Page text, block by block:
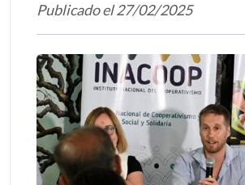
Publicado el 27/02/2025